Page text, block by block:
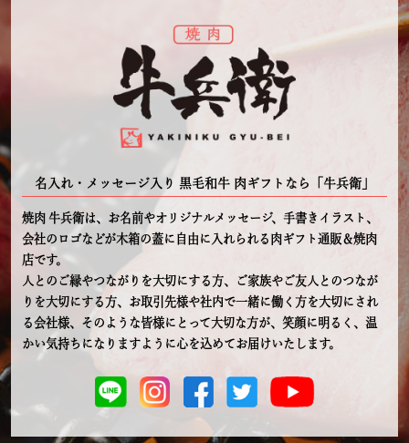
ご購入いただいた商品：父の日 名入れ お肉ギフト 焼肉セッ
大変満足しました。
機会があればまた利用したいです。
なっつん
ご購入いただいた商品：父の日 名入れ お肉ギフト 焼肉セッ
ト3段重 600g
木箱の彫刻が良かったです。
2025/06/16
ご購入いただいた商品：父の日 名入れ お肉ギフト 焼肉セッ
ト2段重 400g
名入れ・メッセージ入り 黒毛和牛 肉ギフトなら「牛兵衛」
焼肉 牛兵衛は、お名前やオリジナルメッセージ、手書きイラスト、
会社のロゴなどが木箱の蓋に自由に入れられる肉ギフト通販＆焼肉
店です。
人とのご縁やつながりを大切にする方、ご家族やご友人とのつなが
りを大切にする方、お取引先様や社内で一緒に働く方を大切にされ
る会社様、そのような皆様にとって大切な方が、笑顔に明るく、温
かい気持ちになりますように心を込めてお届けいたします。